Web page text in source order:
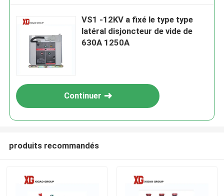
VS1 -12KV a fixé le type type
latéral disjoncteur de vide de
630A 1250A
Continuer
produits recommandés